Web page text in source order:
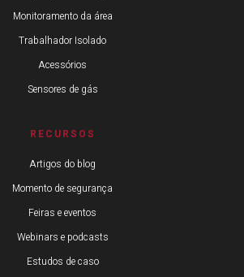
Monitoramento da área
Trabalhador Isolado
Acessórios
Sensores de gás
RECURSOS
Artigos do blog
Momento de segurança
Feiras e eventos
Webinars e podcasts
Estudos de caso